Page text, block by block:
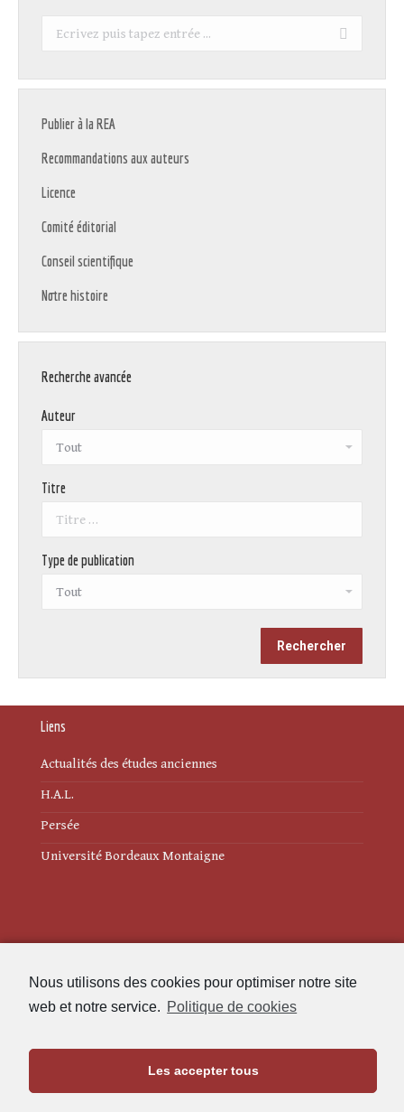
Nous utilisons des cookies pour optimiser notre site
web et notre service. Politique de cookies
Les accepter tous
Recherche
Publier à la REA
Recommandations aux auteurs
Licence
Comité éditorial
Conseil scientifique
Notre histoire
Recherche avancée
Auteur
Titre
Type de publication
Liens
Actualités des études anciennes
H.A.L.
Persée
Université Bordeaux Montaigne
Politique de cookies (UE)
Maison de l'Archéologie